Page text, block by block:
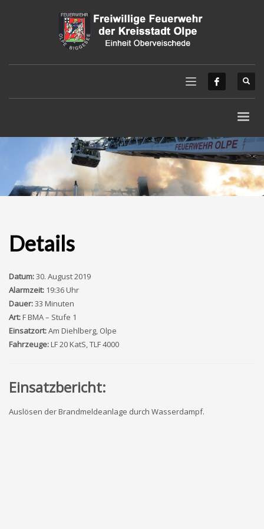
Details
Datum:30. August 2019
Alarmzeit: 19:36 Uhr
Dauer:33 Minuten
Art:F BMA – Stufe 1
Einsatzort:Am Diehlberg, Olpe
Fahrzeuge:LF 20 KatS, TLF 4000
Einsatzbericht:
Auslösen der Brandmeldeanlage durch Wasserdampf.